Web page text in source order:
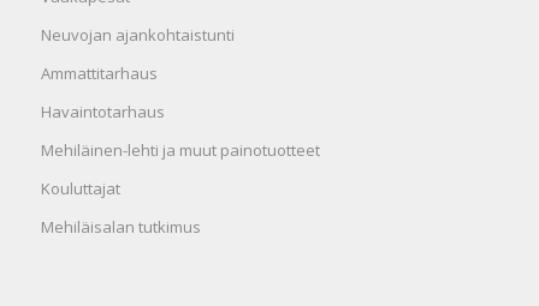
Neuvojan ajankohtaistunti
Ammattitarhaus
Havaintotarhaus
Mehiläinen-lehti ja muut painotuotteet
Kouluttajat
Mehiläisalan tutkimus